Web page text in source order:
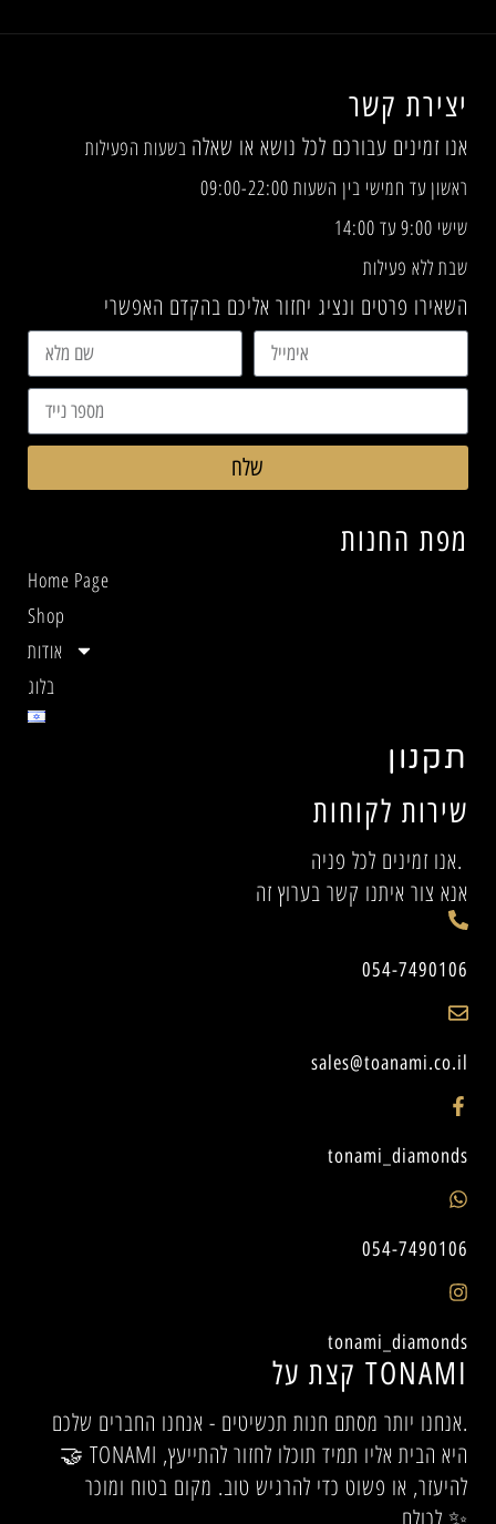
קצת על TONAMI
אנחנו יותר מסתם חנות תכשיטים - אנחנו החברים שלכם.
🤝 TONAMI היא הבית אליו תמיד תוכלו לחזור להתייעץ,
להיעזר, או פשוט כדי להרגיש טוב. מקום בטוח ומוכר
שירות לקוחות
אנו זמינים לכל פניה.
אנא צור איתנו קשר בערוץ זה
054-7490106
sales@toanami.co.il
tonami_diamonds
054-7490106
tonami_diamonds
מפת החנות
Home Page
Shop
אודות
בלוג
תקנון
יצירת קשר
אנו זמינים עבורכם לכל נושא או שאלה בשעות הפעילות
ראשון עד חמישי בין השעות 09:00-22:00
שישי 9:00 עד 14:00
שבת ללא פעילות
השאירו פרטים ונציג יחזור אליכם בהקדם האפשרי
שלח